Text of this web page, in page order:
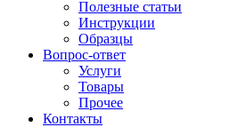
Полезные статьи
Инструкции
Образцы
Вопрос-ответ
Услуги
Товары
Прочее
Контакты